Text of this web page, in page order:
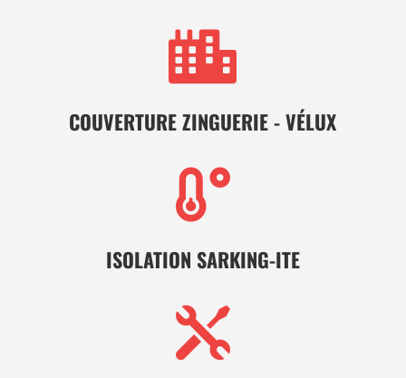

COUVERTURE ZINGUERIE - VÉLUX

ISOLATION SARKING-ITE
